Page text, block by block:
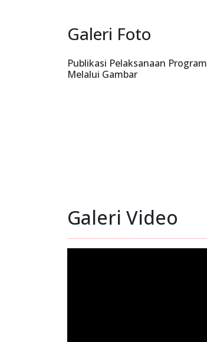
Galeri Foto
Publikasi Pelaksanaan Program
Melalui Gambar
Galeri Video